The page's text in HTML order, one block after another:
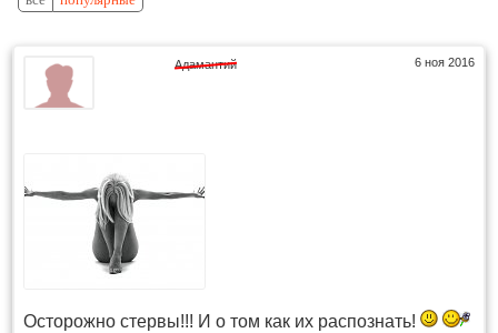
6 ноя 2016
Адамантий
Осторожно стервы!!! И о том как их распознать!